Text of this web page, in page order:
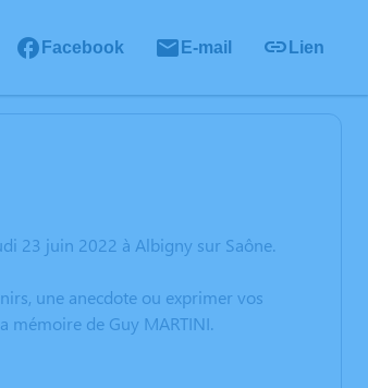
Facebook E-mail Lien
23 juin 2022 à Albigny sur Saône.
une anecdote ou exprimer vos
mémoire de Guy MARTINI.